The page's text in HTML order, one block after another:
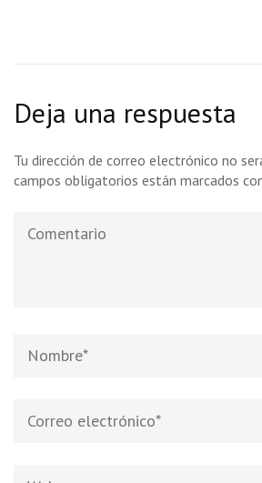
Deja una respuesta
Tu dirección de correo electrónico no
campos obligatorios están marcados
electrónico*